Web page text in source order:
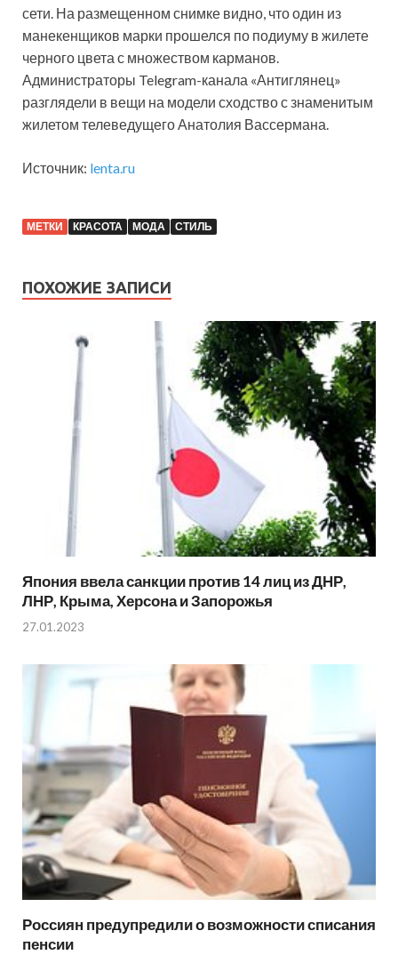
сети. На размещенном снимке видно, что один из
манекенщиков марки прошелся по подиуму в жилете
черного цвета с множеством карманов.
Администраторы Telegram-канала «Антиглянец»
разглядели в вещи на модели сходство с знаменитым
жилетом телеведущего Анатолия Вассермана.
Источник: lenta.ru
МЕТКИ КРАСОТА МОДА СТИЛЬ
ПОХОЖИЕ ЗАПИСИ
Япония ввела санкции против 14 лиц из ДНР,
ЛНР, Крыма, Херсона и Запорожья
27.01.2023
Россиян предупредили о возможности списания
пенсии